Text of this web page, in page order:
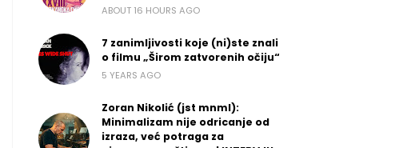
ABOUT 16 HOURS AGO
7 zanimljivosti koje (ni)ste znali
o filmu „Širom zatvorenih očiju“
5 YEARS AGO
Zoran Nikolić (jst mnml):
Minimalizam nije odricanje od
izraza, već potraga za